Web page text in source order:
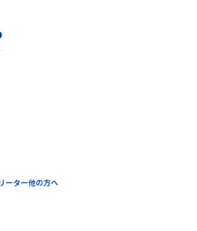
ーター他の方へ